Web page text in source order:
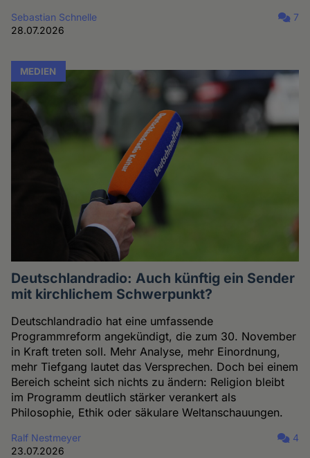
Sebastian Schnelle
28.07.2026
7
MEDIEN
Deutschlandradio: Auch künftig ein Sender
mit kirchlichem Schwerpunkt?
Deutschlandradio hat eine umfassende
Programmreform angekündigt, die zum 30. November
in Kraft treten soll. Mehr Analyse, mehr Einordnung,
mehr Tiefgang lautet das Versprechen. Doch bei einem
Bereich scheint sich nichts zu ändern: Religion bleibt
im Programm deutlich stärker verankert als
Philosophie, Ethik oder säkulare Weltanschauungen.
Ralf Nestmeyer
23.07.2026
4